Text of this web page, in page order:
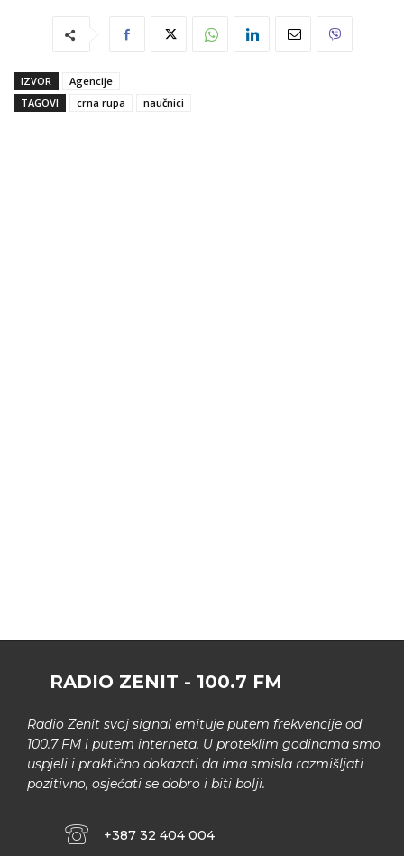
IZVOR
Agencije
TAGOVI
crna rupa naučnici
RADIO ZENIT - 100.7 FM
Radio Zenit svoj signal emituje putem frekvencije od
100.7 FM i putem interneta. U proteklim godinama smo
uspjeli i praktično dokazati da ima smisla razmišljati
pozitivno, osjećati se dobro i biti bolji.
+387 32 404 004